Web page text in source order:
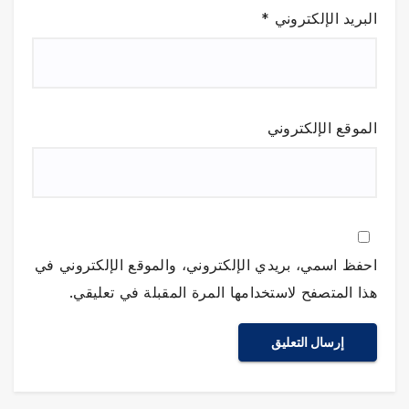
البريد الإلكتروني *
الموقع الإلكتروني
احفظ اسمي، بريدي الإلكتروني، والموقع الإلكتروني في
هذا المتصفح لاستخدامها المرة المقبلة في تعليقي.